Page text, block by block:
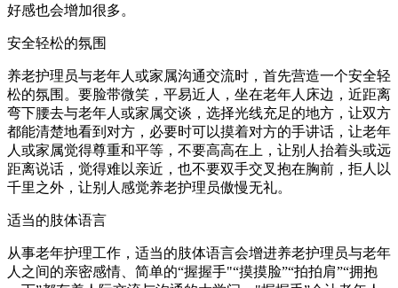
好感也会增加很多。
安全轻松的氛围
养老护理员与老年人或家属沟通交流时，首先营造一个安全轻
松的氛围。要脸带微笑，平易近人，坐在老年人床边，近距离
弯下腰去与老年人或家属交谈，选择光线充足的地方，让双方
都能清楚地看到对方，必要时可以摸着对方的手讲话，让老年
人或家属觉得尊重和平等，不要高高在上，让别人抬着头或远
距离说话，觉得难以亲近，也不要双手交叉抱在胸前，拒人以
千里之外，让别人感觉养老护理员傲慢无礼。
适当的肢体语言
从事老年护理工作，适当的肢体语言会增进养老护理员与老年
人之间的亲密感情、简单的“握握手"“摸摸脸”“拍拍肩”“拥抱